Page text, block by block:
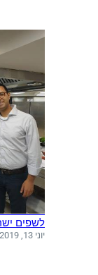
משלחת
לשפים
יוני 13, 2019